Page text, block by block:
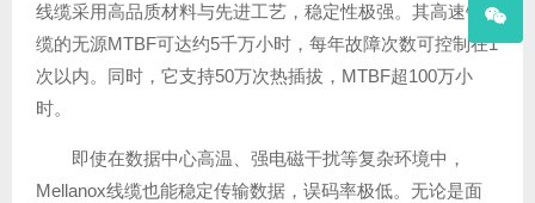
线缆采用高品质材料与先进工艺，稳定性极强。其高速铜
缆的无源MTBF可达约5千万小时，每年故障次数可控制在1
次以内。同时，它支持50万次热插拔，MTBF超100万小
时。
即使在数据中心高温、强电磁干扰等复杂环境中，
Mellanox线缆也能稳定传输数据，误码率极低。无论是面